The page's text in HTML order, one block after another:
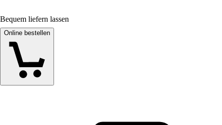
Bequem liefern lassen
Online bestellen